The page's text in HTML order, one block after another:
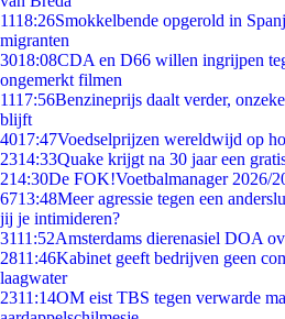
1118:26Smokkelbende opgerold in
migranten
3018:08CDA en D66 willen ingrijpen
ongemerkt filmen
1117:56Benzineprijs daalt verder,
blijft
4017:47Voedselprijzen wereldwijd op
2314:33Quake krijgt na 30 jaar een
214:30De FOK!Voetbalmanager 2026/
6713:48Meer agressie tegen een
jij je intimideren?
3111:52Amsterdams dierenasiel DOA
2811:46Kabinet geeft bedrijven geen
laagwater
2311:14OM eist TBS tegen verwarde